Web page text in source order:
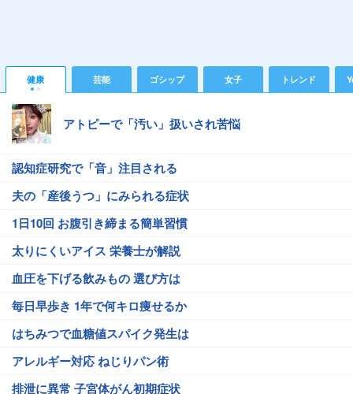
健康 芸能 ゴシップ 女子 トレンド
アトピーで「汚い」扱いされ苦悩
認知症研究で「音」注目される
夫の「産後うつ」にみられる症状
1日10回 お腹引き締まる簡単習慣
太りにくいアイス 栄養士が解説
血圧を下げる飲みもの 選び方は
毎日早歩き 1年で何キロ痩せるか
はちみつで血糖値スパイク発生は
アレルギー対応 ねじりパン術
排泄に異常 子宮体がん初期症状